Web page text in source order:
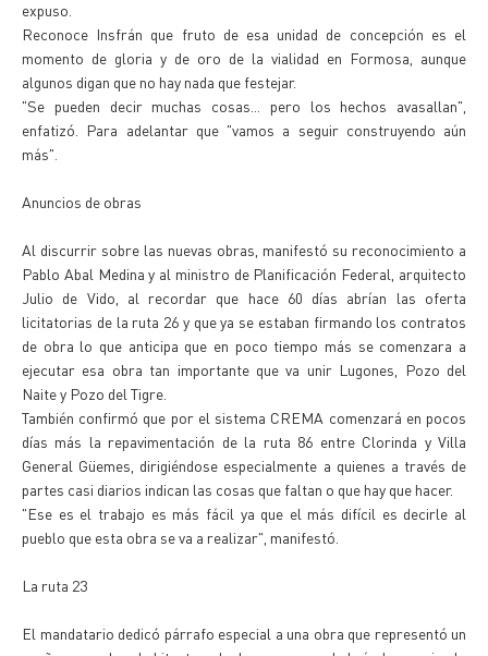
expuso.
Reconoce Insfrán que fruto de esa unidad de concepción es el
momento de gloria y de oro de la vialidad en Formosa, aunque
algunos digan que no hay nada que festejar.
"Se pueden decir muchas cosas... pero los hechos avasallan",
enfatizó. Para adelantar que "vamos a seguir construyendo aún
más".
Anuncios de obras
Al discurrir sobre las nuevas obras, manifestó su reconocimiento a
Pablo Abal Medina y al ministro de Planificación Federal, arquitecto
Julio de Vido, al recordar que hace 60 días abrían las oferta
licitatorias de la ruta 26 y que ya se estaban firmando los contratos
de obra lo que anticipa que en poco tiempo más se comenzara a
ejecutar esa obra tan importante que va unir Lugones, Pozo del
Naite y Pozo del Tigre.
También confirmó que por el sistema CREMA comenzará en pocos
días más la repavimentación de la ruta 86 entre Clorinda y Villa
General Güemes, dirigiéndose especialmente a quienes a través de
partes casi diarios indican las cosas que faltan o que hay que hacer.
"Ese es el trabajo es más fácil ya que el más difícil es decirle al
pueblo que esta obra se va a realizar", manifestó.
La ruta 23
El mandatario dedicó párrafo especial a una obra que representó un